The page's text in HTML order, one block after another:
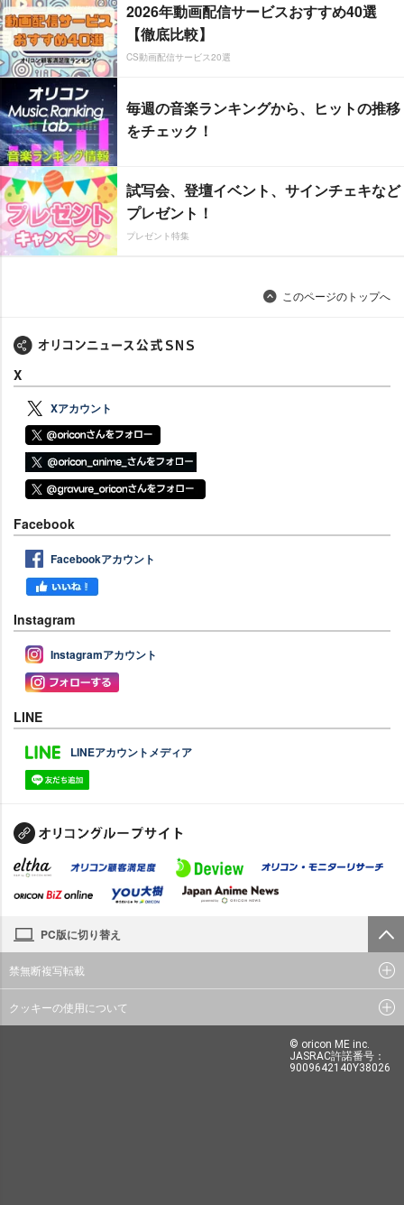
2026年動画配信サービスおすすめ40選
【徹底比較】
CS動画配信サービス20選
毎週の音楽ランキングから、ヒットの推移
をチェック！
試写会、登壇イベント、サインチェキなど
プレゼント！
プレゼント特集
このページのトップへ
X
Xアカウント
Facebook
Facebookアカウント
Instagram
Instagramアカウント
LINE
LINEアカウントメディア
PC版に切り替え
禁無断複写転載
クッキーの使用について
© oricon ME inc.
JASRAC許諾番号：
9009642140Y38026